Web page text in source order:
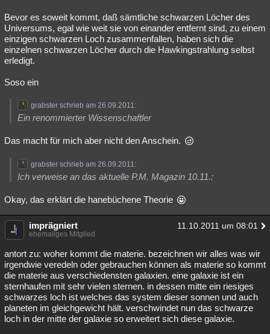
Bevor es soweit kommt, daß sämtliche schwarzen Löcher des
Universums, egal wie weit sie von einander entfernt sind, zu einem
einzigen schwarzen Loch zusammenfallen, haben sich die
einzelnen schwarzen Löcher durch die Hawkingstrahlung selbst
erledigt.
Soso ein
grabster schrieb am 26.09.2011:
Ein renommierter Wissenschaftler
Das macht für mich aber nicht den Anschein.
grabster schrieb am 26.09.2011:
Ich verweise an das aktuelle P.M. Magazin 10.11.:
Okay, das erklärt die hanebüchene Theorie
imprägniert 11.10.2011 um 08:01
ehemaliges Mitglied
antort zu: woher kommt die materie. bezeichnen wir alles was wir
irgendwie veredeln oder gebrauchen können als materie so kommt
die materie aus verschiedensten galaxien. eine galaxie ist ein
sternhaufen mit sehr vielen sternen. in dessen mitte ein riesiges
schwarzes loch ist welches das system dieser sonnen und auch
planeten im gleichgewicht hält. verschwindet nun das schwarze
loch in der mitte der galaxie so erweitert sich diese galaxie.